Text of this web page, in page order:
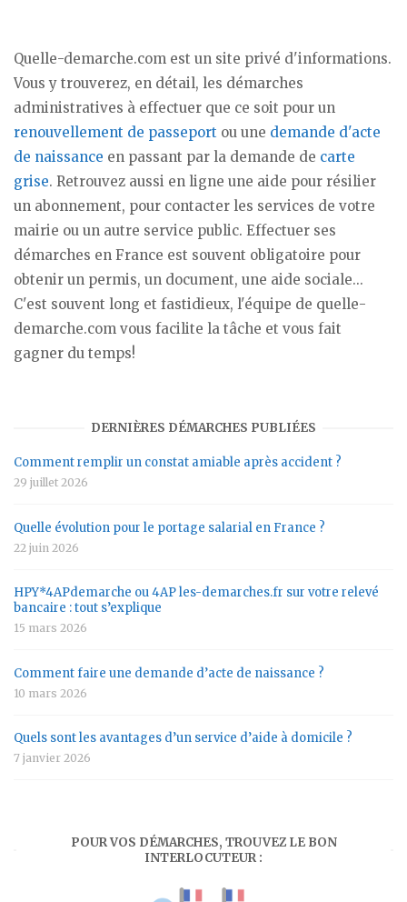
Quelle-demarche.com est un site privé d'informations.
Vous y trouverez, en détail, les démarches
administratives à effectuer que ce soit pour un
renouvellement de passeport ou une demande d'acte
de naissance en passant par la demande de carte
grise. Retrouvez aussi en ligne une aide pour résilier
un abonnement, pour contacter les services de votre
mairie ou un autre service public. Effectuer ses
démarches en France est souvent obligatoire pour
obtenir un permis, un document, une aide sociale...
C'est souvent long et fastidieux, l'équipe de quelle-
demarche.com vous facilite la tâche et vous fait
gagner du temps!
DERNIÈRES DÉMARCHES PUBLIÉES
Comment remplir un constat amiable après accident ?
29 juillet 2026
Quelle évolution pour le portage salarial en France ?
22 juin 2026
HPY*4APdemarche ou 4AP les-demarches.fr sur votre relevé
bancaire : tout s’explique
15 mars 2026
Comment faire une demande d’acte de naissance ?
10 mars 2026
Quels sont les avantages d’un service d’aide à domicile ?
7 janvier 2026
POUR VOS DÉMARCHES, TROUVEZ LE BON
INTERLOCUTEUR :